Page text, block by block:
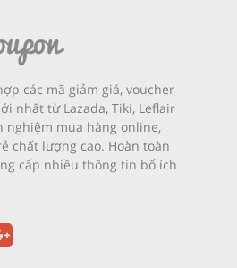
các mã giảm giá, voucher
nhất từ Lazada, Tiki, Leflair
nghiệm mua hàng online,
chất lượng cao. Hoàn toàn
cấp nhiều thông tin bổ ích